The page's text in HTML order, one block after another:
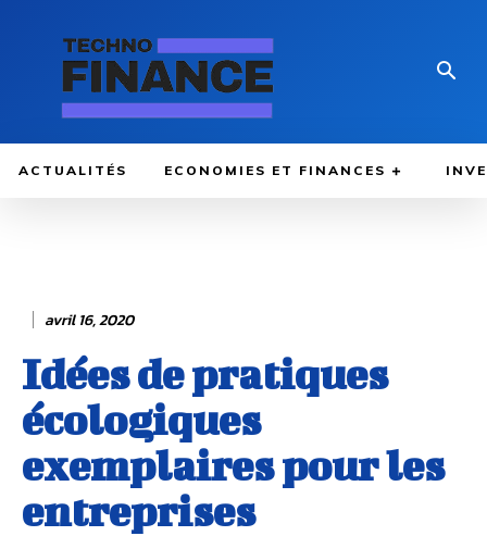
ACTUALITÉS ECONOMIES ET FINANCES
avril 16, 2020
Idées de pratiques
écologiques
exemplaires pour les
entreprises